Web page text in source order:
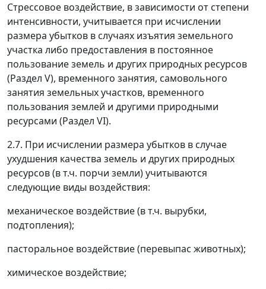
Стрессовое воздействие, в зависимости от степени
интенсивности, учитывается при исчислении
размера убытков в случаях изъятия земельного
участка либо предоставления в постоянное
пользование земель и других природных ресурсов
(Раздел V), временного занятия, самовольного
занятия земельных участков, временного
пользования землей и другими природными
ресурсами (Раздел VI).
2.7. При исчислении размера убытков в случае
ухудшения качества земель и других природных
ресурсов (в т.ч. порчи земли) учитываются
следующие виды воздействия:
механическое воздействие (в т.ч. вырубки,
подтопления);
пасторальное воздействие (перевыпас животных);
химическое воздействие;